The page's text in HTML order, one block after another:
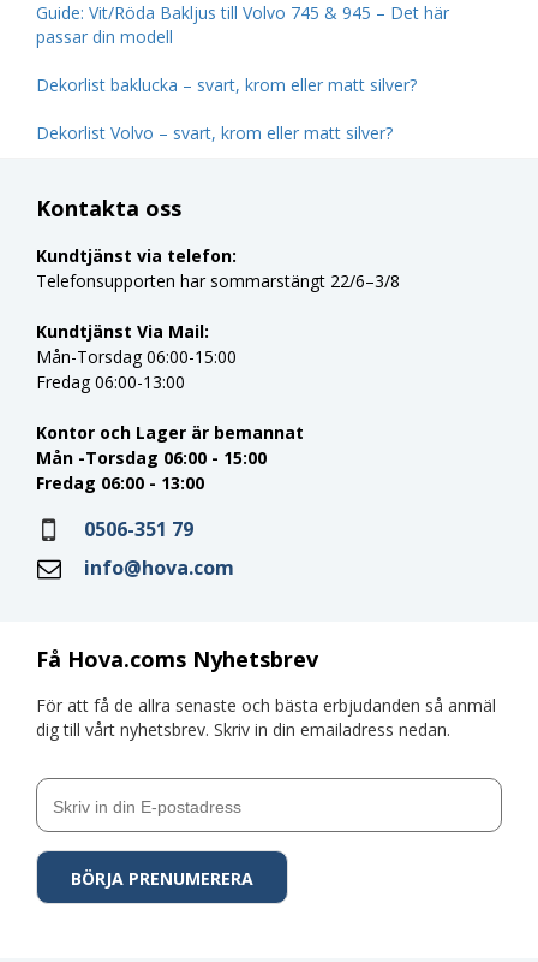
Guide: Vit/Röda Bakljus till Volvo 745 & 945 – Det här
passar din modell
Dekorlist baklucka – svart, krom eller matt silver?
Dekorlist Volvo – svart, krom eller matt silver?
Få Hova.coms Nyhetsbrev
För att få de allra senaste och bästa erbjudanden så anmäl
dig till vårt nyhetsbrev. Skriv in din emailadress nedan.
Kontakta oss
Kundtjänst via telefon:
Telefonsupporten har sommarstängt 22/6–3/8
Kundtjänst Via Mail:
Mån-Torsdag 06:00-15:00
Fredag 06:00-13:00
Kontor och Lager är bemannat
Mån -Torsdag 06:00 - 15:00
Fredag 06:00 - 13:00
0506-351 79
info@hova.com